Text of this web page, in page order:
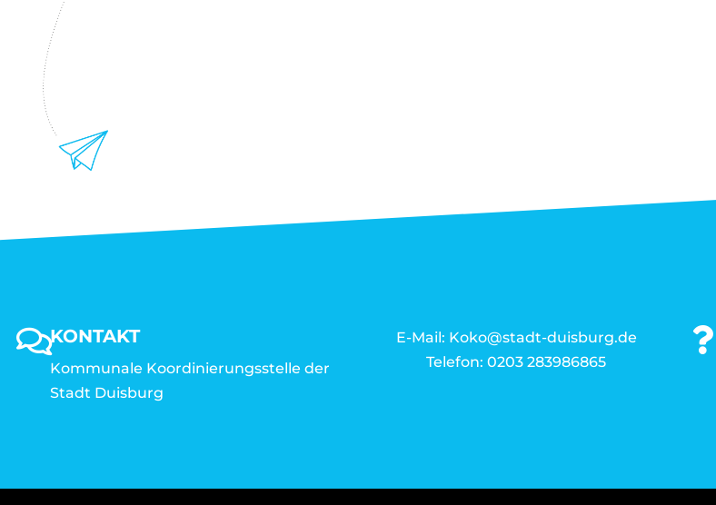
KONTAKT
Kommunale Koordinierungsstelle der
Stadt Duisburg
E-Mail: Koko@stadt-duisburg.de
Telefon: 0203 283986865